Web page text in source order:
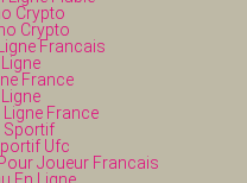
Crypto
Crypto
Francais
France
France
Sportif
Ufc
Joueur Francais